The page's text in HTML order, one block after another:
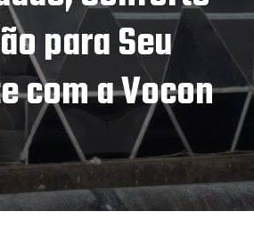
para Seu
com a Vocon